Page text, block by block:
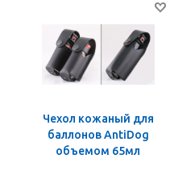
Чехол кожаный для
баллонов AntiDog
объемом 65мл